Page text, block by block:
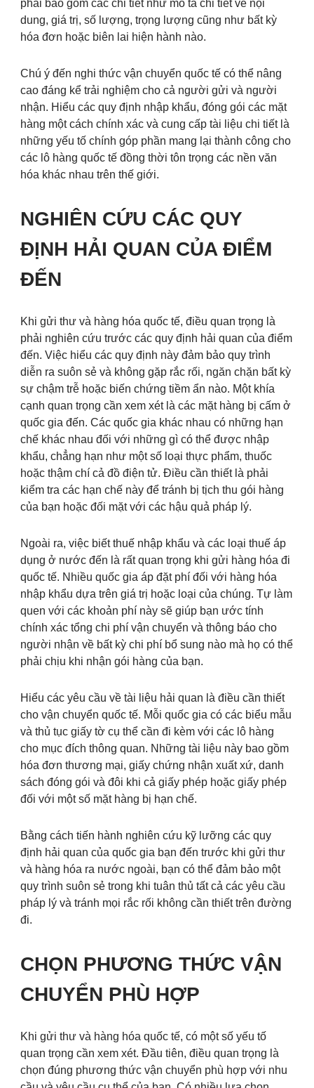
phải bao gồm các chi tiết như mô tả chi tiết về nội
dung, giá trị, số lượng, trọng lượng cũng như bất kỳ
hóa đơn hoặc biên lai hiện hành nào.
Chú ý đến nghi thức vận chuyển quốc tế có thể nâng
cao đáng kể trải nghiệm cho cả người gửi và người
nhận. Hiểu các quy định nhập khẩu, đóng gói các mặt
hàng một cách chính xác và cung cấp tài liệu chi tiết là
những yếu tố chính góp phần mang lại thành công cho
các lô hàng quốc tế đồng thời tôn trọng các nền văn
hóa khác nhau trên thế giới.
NGHIÊN CỨU CÁC QUY
ĐỊNH HẢI QUAN CỦA ĐIỂM
ĐẾN
Khi gửi thư và hàng hóa quốc tế, điều quan trọng là
phải nghiên cứu trước các quy định hải quan của điểm
đến. Việc hiểu các quy định này đảm bảo quy trình
diễn ra suôn sẻ và không gặp rắc rối, ngăn chặn bất kỳ
sự chậm trễ hoặc biến chứng tiềm ẩn nào. Một khía
cạnh quan trọng cần xem xét là các mặt hàng bị cấm ở
quốc gia đến. Các quốc gia khác nhau có những hạn
chế khác nhau đối với những gì có thể được nhập
khẩu, chẳng hạn như một số loại thực phẩm, thuốc
hoặc thậm chí cả đồ điện tử. Điều cần thiết là phải
kiểm tra các hạn chế này để tránh bị tịch thu gói hàng
của bạn hoặc đối mặt với các hậu quả pháp lý.
Ngoài ra, việc biết thuế nhập khẩu và các loại thuế áp
dụng ở nước đến là rất quan trọng khi gửi hàng hóa đi
quốc tế. Nhiều quốc gia áp đặt phí đối với hàng hóa
nhập khẩu dựa trên giá trị hoặc loại của chúng. Tự làm
quen với các khoản phí này sẽ giúp bạn ước tính
chính xác tổng chi phí vận chuyển và thông báo cho
người nhận về bất kỳ chi phí bổ sung nào mà họ có thể
phải chịu khi nhận gói hàng của bạn.
Hiểu các yêu cầu về tài liệu hải quan là điều cần thiết
cho vận chuyển quốc tế. Mỗi quốc gia có các biểu mẫu
và thủ tục giấy tờ cụ thể cần đi kèm với các lô hàng
cho mục đích thông quan. Những tài liệu này bao gồm
hóa đơn thương mại, giấy chứng nhận xuất xứ, danh
sách đóng gói và đôi khi cả giấy phép hoặc giấy phép
đối với một số mặt hàng bị hạn chế.
Bằng cách tiến hành nghiên cứu kỹ lưỡng các quy
định hải quan của quốc gia bạn đến trước khi gửi thư
và hàng hóa ra nước ngoài, bạn có thể đảm bảo một
quy trình suôn sẻ trong khi tuân thủ tất cả các yêu cầu
pháp lý và tránh mọi rắc rối không cần thiết trên đường
đi.
CHỌN PHƯƠNG THỨC VẬN
CHUYỂN PHÙ HỢP
Khi gửi thư và hàng hóa quốc tế, có một số yếu tố
quan trọng cần xem xét. Đầu tiên, điều quan trọng là
chọn đúng phương thức vận chuyển phù hợp với nhu